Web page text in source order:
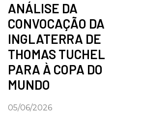
ANÁLISE DA
CONVOCAÇÃO DA
INGLATERRA DE
THOMAS TUCHEL
PARA À COPA DO
MUNDO
05/06/2026